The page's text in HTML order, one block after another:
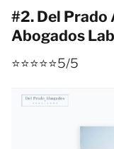
#2. Del Prado
Abogados
⭐⭐⭐⭐⭐5/5